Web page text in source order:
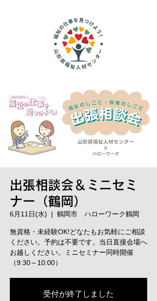
出張相談会＆ミニセミ
ナー（鶴岡）
6月11日(水)
  |
鶴岡市 ハローワーク鶴岡
無資格・未経験OK!どなたもお気軽にご相談
ください。予約は不要です。当日直接会場へ
お越しください。ミニセミナー同時開催
（9:30～10:00）
受付が終了しました